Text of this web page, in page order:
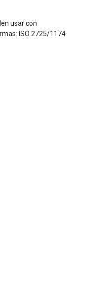
usar con
ISO 2725/1174